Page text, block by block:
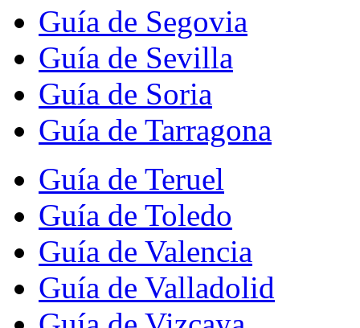
Guía de Segovia
Guía de Sevilla
Guía de Soria
Guía de Tarragona
Guía de Teruel
Guía de Toledo
Guía de Valencia
Guía de Valladolid